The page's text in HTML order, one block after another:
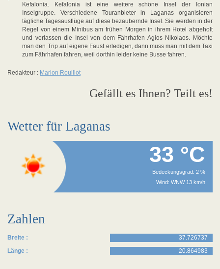
Kefalonia. Kefalonia ist eine weitere schöne Insel der Ionian
Inselgruppe. Verschiedene Touranbieter in Laganas organisieren
tägliche Tagesausflüge auf diese bezaubernde Insel. Sie werden in der
Regel von einem Minibus am frühen Morgen in ihrem Hotel abgeholt
und verlassen die Insel von dem Fährhafen Agios Nikolaos. Möchte
man den Trip auf eigene Faust erledigen, dann muss man mit dem Taxi
zum Fährhafen fahren, weil dorthin leider keine Busse fahren.
Redakteur : Marion Rouillot
Gefällt es Ihnen? Teilt es!
Wetter für Laganas
33 °C
Bedeckungsgrad: 2 %
Wind: WNW 13 km/h
Zahlen
Breite :
37.726737
Länge :
20.864983